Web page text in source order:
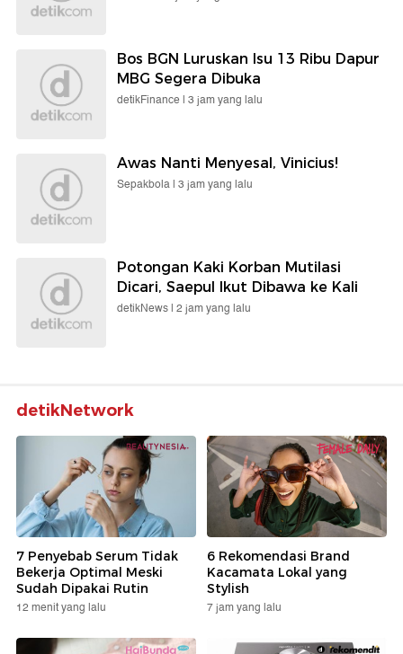
Bos BGN Luruskan Isu 13 Ribu Dapur
MBG Segera Dibuka
detikFinance | 3 jam yang lalu
Awas Nanti Menyesal, Vinicius!
Sepakbola | 3 jam yang lalu
Potongan Kaki Korban Mutilasi
Dicari, Saepul Ikut Dibawa ke Kali
detikNews | 2 jam yang lalu
detikNetwork
7 Penyebab Serum Tidak
Bekerja Optimal Meski
Sudah Dipakai Rutin
12 menit yang lalu
6 Rekomendasi Brand
Kacamata Lokal yang
Stylish
7 jam yang lalu